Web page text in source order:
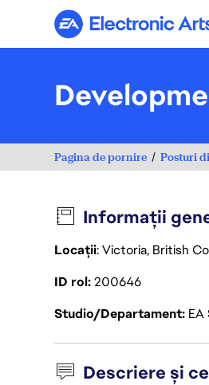
Electronic
Pagina de pornire Posturi
Informații
Locații: Victoria, British
ID rol200646
Studio/Departament EA
Descriere și